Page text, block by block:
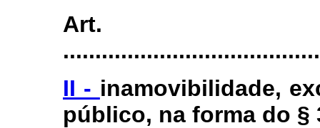
Art.
II - inamovibilidade,
público, na forma do §